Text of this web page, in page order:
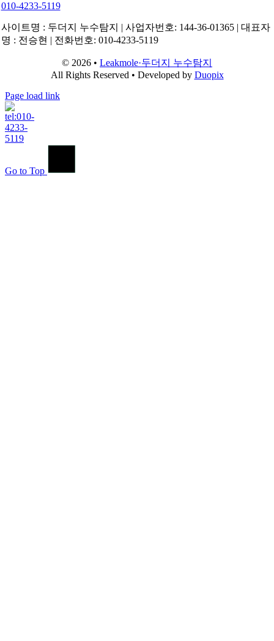
010-4233-5119
사이트명 : 두더지 누수탐지 | 사업자번호: 144-36-01365 | 대표자
명 : 전승현 | 전화번호: 010-4233-5119
© 2026 • Leakmole·두더지 누수탐지
All Rights Reserved • Developed by Duopix
Page load link
Go to Top